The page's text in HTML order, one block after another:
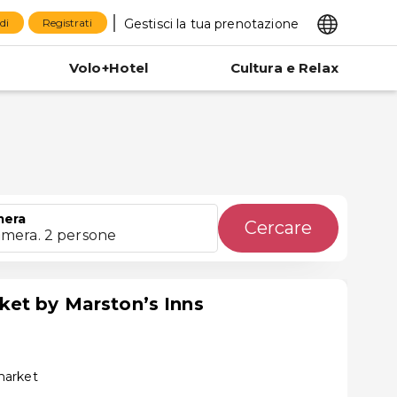
Registrati Gestisci la tua prenotazione
Volo+Hotel Cultura e Relax
2 persone Cercare
by Marston’s Inns